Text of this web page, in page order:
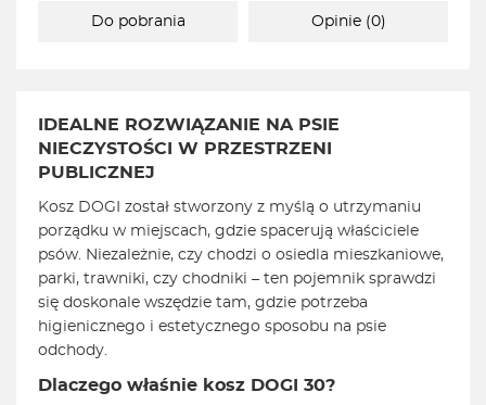
Do pobrania Opinie (0)
IDEALNE ROZWIĄZANIE NA PSIE
NIECZYSTOŚCI W PRZESTRZENI
PUBLICZNEJ
Kosz DOGI został stworzony z myślą o utrzymaniu
porządku w miejscach, gdzie spacerują właściciele
psów. Niezależnie, czy chodzi o osiedla mieszkaniowe,
parki, trawniki, czy chodniki – ten pojemnik sprawdzi
się doskonale wszędzie tam, gdzie potrzeba
higienicznego i estetycznego sposobu na psie
odchody.
Dlaczego właśnie kosz DOGI 30?